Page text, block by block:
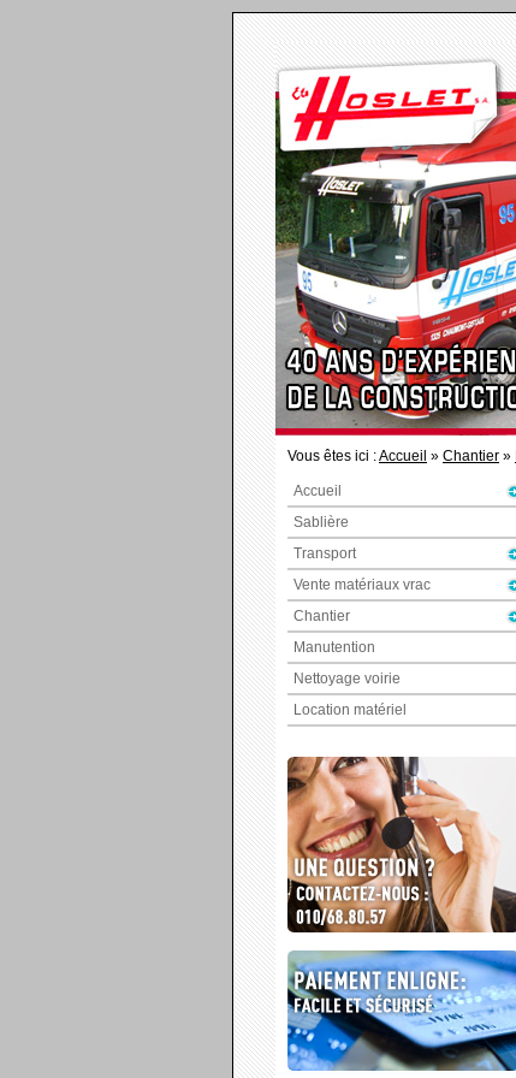
Vous êtes ici :Accueil » Chantier »
Accueil
Sablière
Transport
Vente matériaux vrac
Chantier
Manutention
Nettoyage voirie
Location matériel